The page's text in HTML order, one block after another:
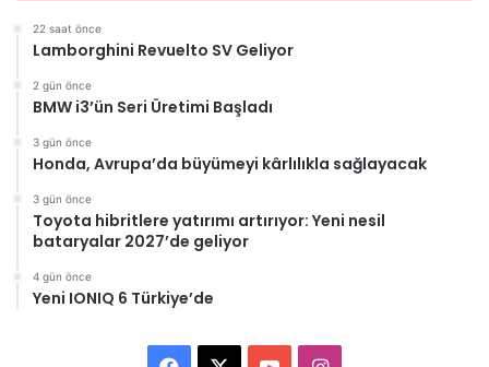
22 saat önce
Lamborghini Revuelto SV Geliyor
2 gün önce
BMW i3’ün Seri Üretimi Başladı
3 gün önce
Honda, Avrupa’da büyümeyi kârlılıkla sağlayacak
3 gün önce
Toyota hibritlere yatırımı artırıyor: Yeni nesil
bataryalar 2027’de geliyor
4 gün önce
Yeni IONIQ 6 Türkiye’de